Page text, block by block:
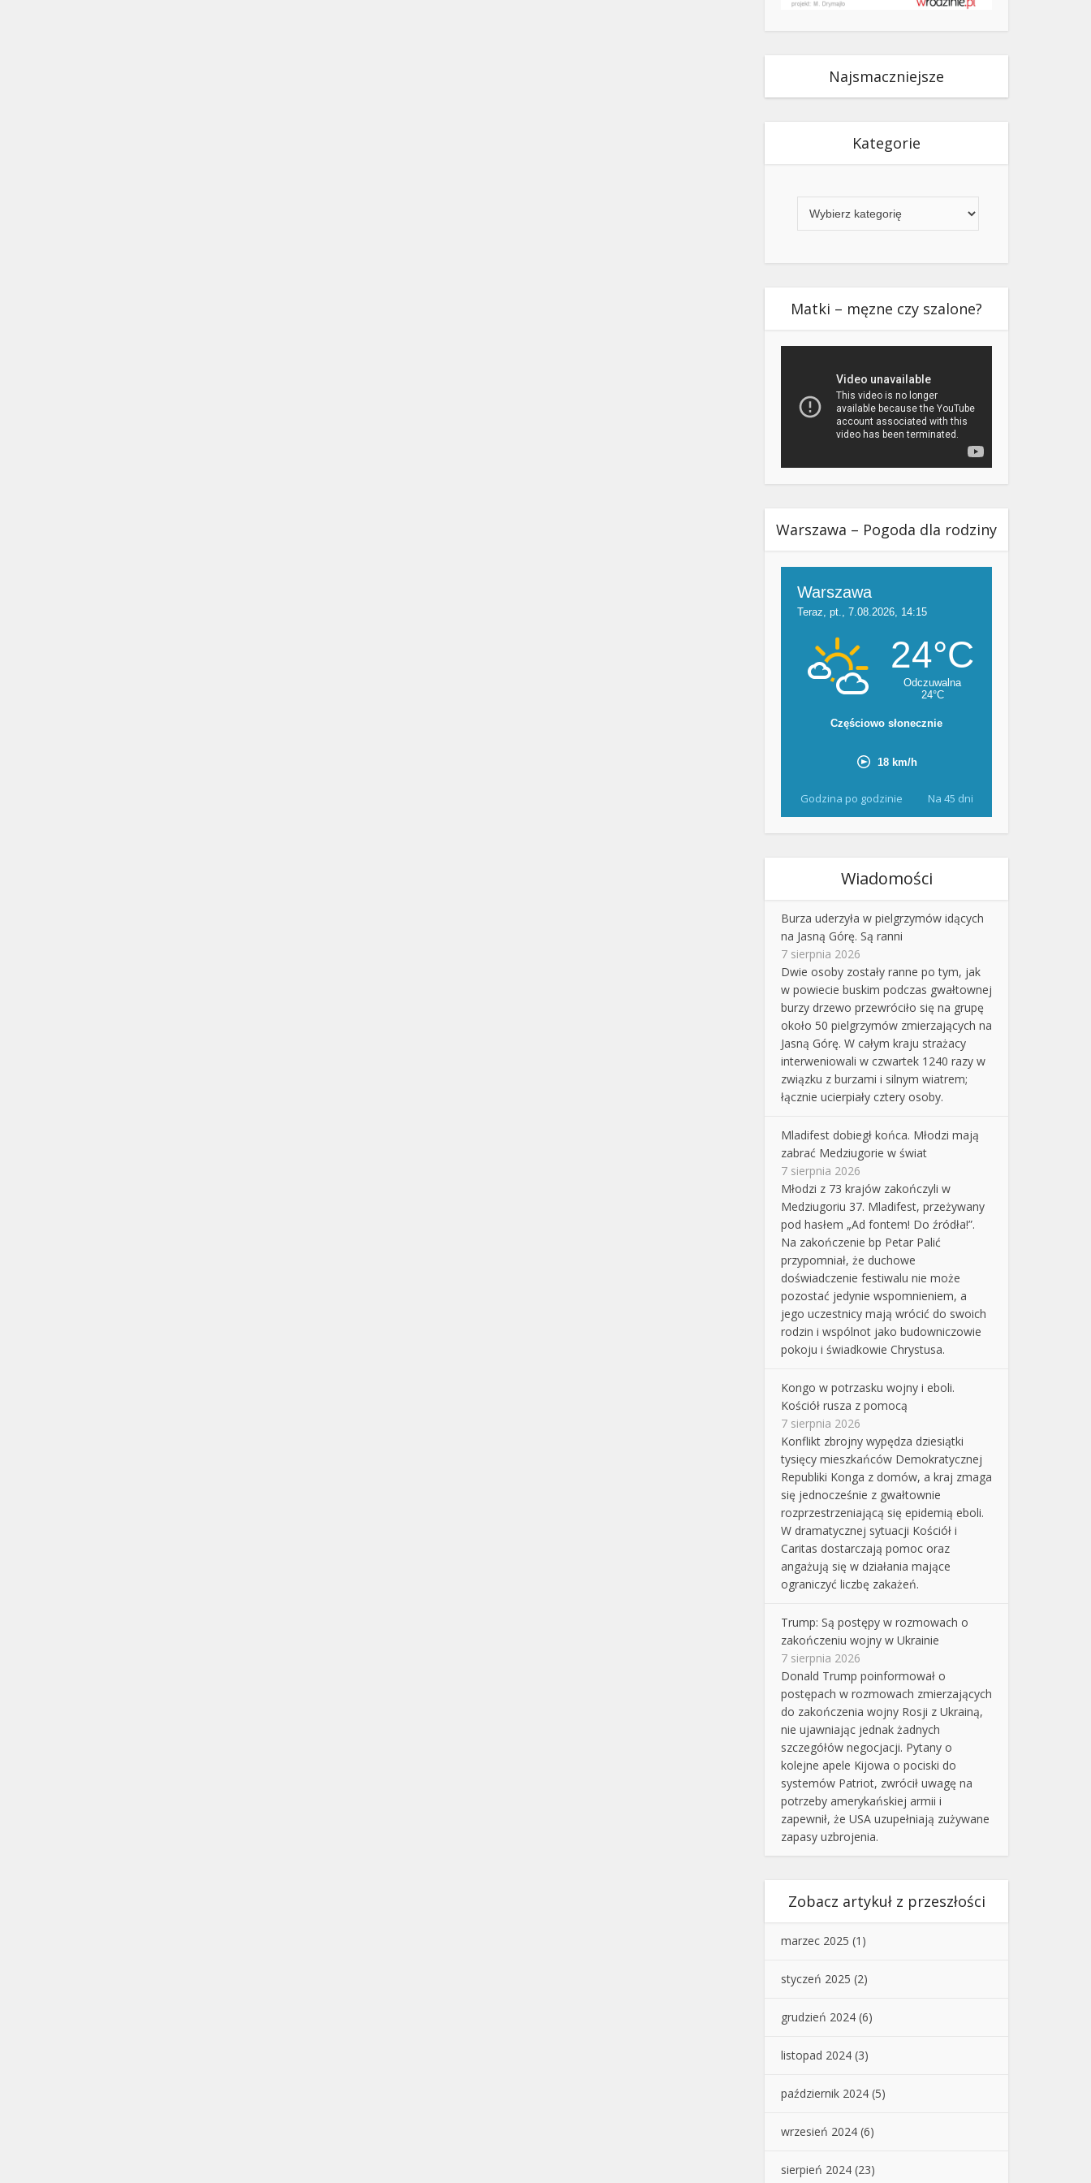
Najsmaczniejsze
Kategorie
Matki – męzne czy szalone?
Warszawa – Pogoda dla rodziny
Godzina po godzinie Na 45 dni
Wiadomości
Burza uderzyła w pielgrzymów idących
na Jasną Górę. Są ranni
7 sierpnia 2026
Dwie osoby zostały ranne po tym, jak
w powiecie buskim podczas gwałtownej
burzy drzewo przewróciło się na grupę
około 50 pielgrzymów zmierzających na
Jasną Górę. W całym kraju strażacy
interweniowali w czwartek 1240 razy w
związku z burzami i silnym wiatrem;
łącznie ucierpiały cztery osoby.
Mladifest dobiegł końca. Młodzi mają
zabrać Medziugorie w świat
7 sierpnia 2026
Młodzi z 73 krajów zakończyli w
Medziugoriu 37. Mladifest, przeżywany
pod hasłem „Ad fontem! Do źródła!”.
Na zakończenie bp Petar Palić
przypomniał, że duchowe
doświadczenie festiwalu nie może
pozostać jedynie wspomnieniem, a
jego uczestnicy mają wrócić do swoich
rodzin i wspólnot jako budowniczowie
pokoju i świadkowie Chrystusa.
Kongo w potrzasku wojny i eboli.
Kościół rusza z pomocą
7 sierpnia 2026
Konflikt zbrojny wypędza dziesiątki
tysięcy mieszkańców Demokratycznej
Republiki Konga z domów, a kraj zmaga
się jednocześnie z gwałtownie
rozprzestrzeniającą się epidemią eboli.
W dramatycznej sytuacji Kościół i
Caritas dostarczają pomoc oraz
angażują się w działania mające
ograniczyć liczbę zakażeń.
Trump: Są postępy w rozmowach o
zakończeniu wojny w Ukrainie
7 sierpnia 2026
Donald Trump poinformował o
postępach w rozmowach zmierzających
do zakończenia wojny Rosji z Ukrainą,
nie ujawniając jednak żadnych
szczegółów negocjacji. Pytany o
kolejne apele Kijowa o pociski do
systemów Patriot, zwrócił uwagę na
potrzeby amerykańskiej armii i
zapewnił, że USA uzupełniają zużywane
zapasy uzbrojenia.
Zobacz artykuł z przeszłości
marzec 2025 (1)
styczeń 2025 (2)
grudzień 2024 (6)
listopad 2024 (3)
październik 2024 (5)
wrzesień 2024 (6)
sierpień 2024 (23)